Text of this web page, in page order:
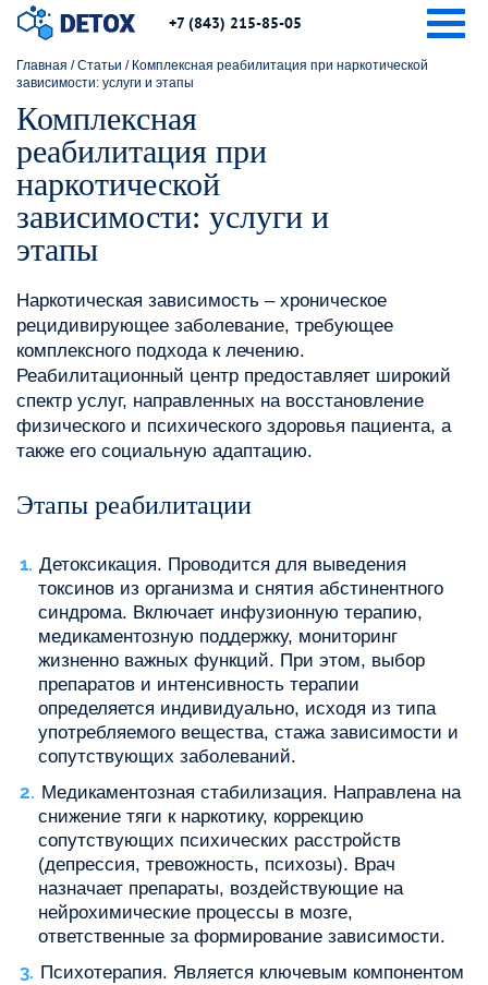
+7 (843) 215-85-05
Главная /Статьи / Комплексная реабилитация при наркотической
зависимости: услуги и этапы
Комплексная
реабилитация при
наркотической
зависимости: услуги и
этапы
Наркотическая зависимость – хроническое
рецидивирующее заболевание, требующее
комплексного подхода к лечению.
Реабилитационный центр предоставляет широкий
спектр услуг, направленных на восстановление
физического и психического здоровья пациента, а
также его социальную адаптацию.
Этапы реабилитации
Детоксикация. Проводится для выведения
токсинов из организма и снятия абстинентного
синдрома. Включает инфузионную терапию,
медикаментозную поддержку, мониторинг
жизненно важных функций. При этом, выбор
препаратов и интенсивность терапии
определяется индивидуально, исходя из типа
употребляемого вещества, стажа зависимости и
сопутствующих заболеваний.
Медикаментозная стабилизация. Направлена на
снижение тяги к наркотику, коррекцию
сопутствующих психических расстройств
(депрессия, тревожность, психозы). Врач
назначает препараты, воздействующие на
нейрохимические процессы в мозге,
ответственные за формирование зависимости.
Психотерапия. Является ключевым компонентом